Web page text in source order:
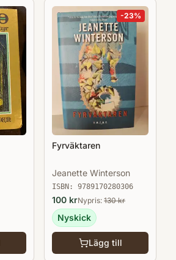
-23%
Fyrväktaren
Jeanette Winterson
ISBN: 9789170280306
100 krNypris: 130kr
Nyskick
Lägg till